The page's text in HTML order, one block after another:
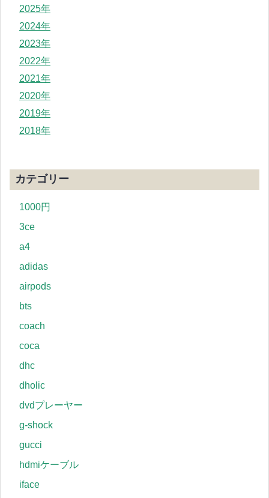
2025年
2024年
2023年
2022年
2021年
2020年
2019年
2018年
カテゴリー
1000円
3ce
a4
adidas
airpods
bts
coach
coca
dhc
dholic
dvdプレーヤー
g-shock
gucci
hdmiケーブル
iface